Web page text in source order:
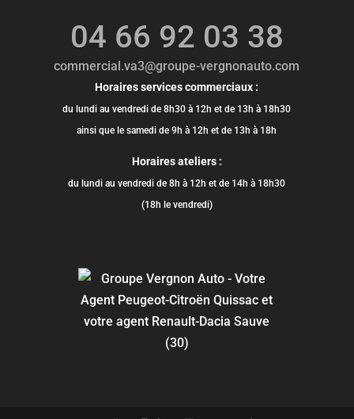
04 66 92 03 38
commercial.va3@groupe-vergnonauto.com
Horaires services commerciaux :
du lundi au vendredi de 8h30 à 12h et de 13h à 18h30
ainsi que le samedi de 9h à 12h et de 13h à 18h
Horaires ateliers :
du lundi au vendredi de 8h à 12h et de 14h à 18h30
(18h le vendredi)